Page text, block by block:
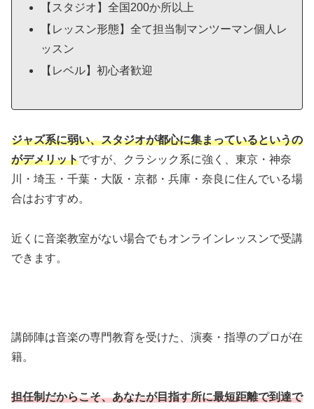
【スタジオ】全国200か所以上
【レッスン形態】全て担当制マンツーマン個人レ
ッスン
【レベル】初心者歓迎
ジャズ系に弱い、スタジオが都心に集まっているというの
がデメリットですが、クラシック系に強く、東京・神奈
川・埼玉・千葉・大阪・京都・兵庫・奈良に住んでいる場
合はおすすめ。
近くに音楽教室がない場合でもオンラインレッスンで受講
できます。
講師陣は音楽の専門教育を受けた、演奏・指導のプロが在
籍。
担任制だからこそ、あなたが目指す所に最短距離で到達で